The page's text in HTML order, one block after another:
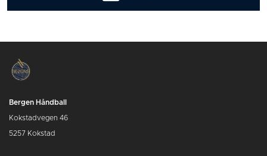
Bergen Håndball
Kokstadvegen 46
5257 Kokstad